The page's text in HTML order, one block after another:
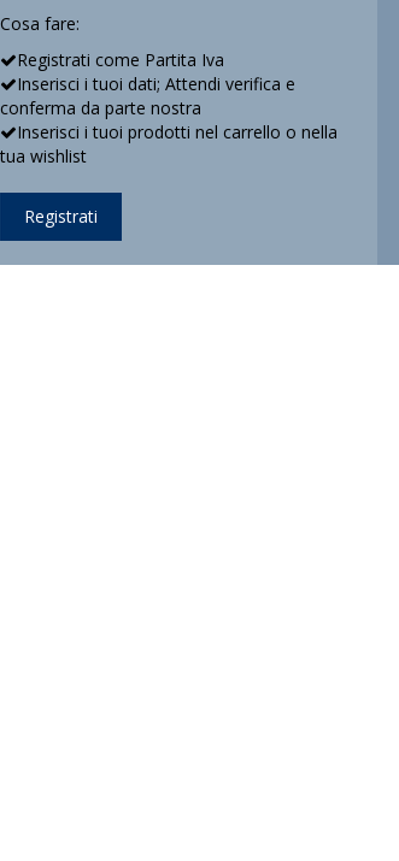
Cosa fare:
Registrati come Partita Iva
Inserisci i tuoi dati; Attendi verifica e
conferma da parte nostra
Inserisci i tuoi prodotti nel carrello o nella
tua wishlist
Registrati